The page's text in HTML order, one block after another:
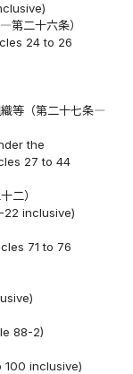
二十六条）
24 to 26
等（第二十七条―
the
27 to 44
二）
inclusive)
71 to 76
88-2)
100 inclusive)